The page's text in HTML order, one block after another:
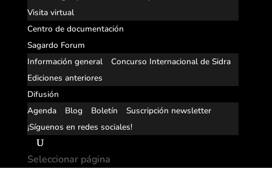
Visita virtual
Centro de documentación
Sagardo Forum
Información general
Concurso Internacional de Sidra
Ediciones anteriores
Difusión
Agenda
Blog Boletín
Suscripción newsletter
¡Síguenos en redes sociales!
Seleccionar página